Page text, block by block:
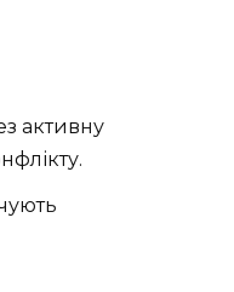
активну